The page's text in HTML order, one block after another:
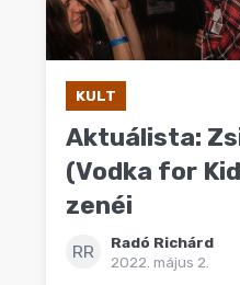
KULT
Aktuálista:
(Vodka for
zenéi
RR
Radó Richárd
2022. május 2.